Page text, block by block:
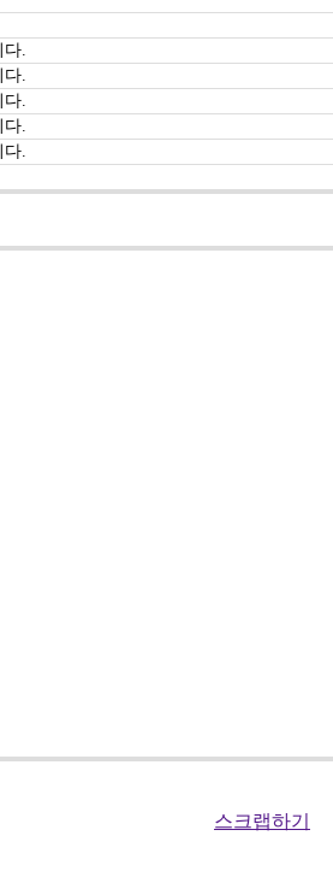
다.
다.
다.
다.
다.
스크랩하기